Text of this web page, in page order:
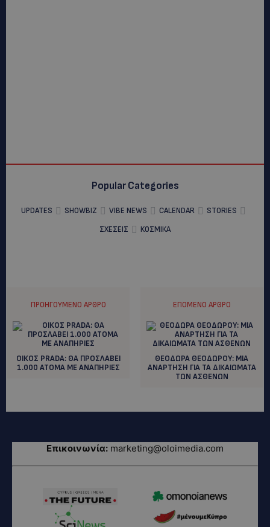
Popular Categories
UPDATES SHOWBIZ VIBE NEWS CALENDAR
STORIES
ΣΧΕΣΕΙΣ
ΚΟΣΜΙΚΑ
ΠΡΟΗΓΟΎΜΕΝΟ ΆΡΘΡΟ
ΟΙΚΟΣ PRADA: ΘΑ ΠΡΟΣΛΑΒΕΙ
1.000 ΑΤΟΜΑ ΜΕ ΑΝΑΠHΡΙΕΣ
ΕΠΌΜΕΝΟ ΆΡΘΡΟ
ΘΕΟΔΩΡΑ ΘΕΟΔΩΡΟΥ: MIA
ANAΡΤΗΣΗ ΓΙΑ ΤΑ ΔΙΚΑΙΩΜΑΤΑ
ΤΩΝ ΑΣΘΕΝΩΝ
Επικοινωνία: marketing@oloimedia.com